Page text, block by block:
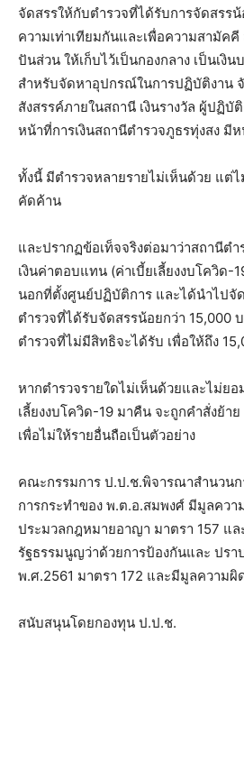
จัดสรรให้กับตำรวจที่ได้รับการจัดสรร
ความเท่าเทียมกันและเพื่อความสามัคคี
ปันส่วน ให้เก็บไว้เป็นกองกลาง เป็นเงิ
สำหรับจัดหาอุปกรณ์ในการปฏิบัติงาน
สังสรรค์ภายในสถานี เงินรางวัล ผู้ปฏิบั
หน้าที่การเงินสถานีตำรวจภูธรทุ่งสง มี
ทั้งนี้ มีตำรวจหลายรายไม่เห็นด้วย แต่
คัดค้าน
และปรากฏข้อเท็จจริงต่อมาว่าสถานีตำ
เงินค่าตอบแทน (ค่าเบี้ยเลี้ยงงบโควิด-
นอกที่ตั้งศูนย์ปฏิบัติการ และได้นำไปจั
ตำรวจที่ได้รับจัดสรรน้อยกว่า 15,000
ตำรวจที่ไม่มีสิทธิจะได้รับ เพื่อให้ถึง
หากตำรวจรายใดไม่เห็นด้วยและไม่ย
เลี้ยงงบโควิด-19 มาคืน จะถูกคำสั่งย้า
เพื่อไม่ให้รายอื่นถือเป็นตัวอย่าง
คณะกรรมการ ป.ป.ช.พิจารณาสำนวนก
การกระทำของ พ.ต.อ.สมพงศ์ มีมูลคว
ประมวลกฎหมายอาญา มาตรา 157 แ
รัฐธรรมนูญว่าด้วยการป้องกันและ ปรา
พ.ศ.2561 มาตรา 172 และมีมูลความผิ
สนับสนุนโดยกองทุน ป.ป.ช.